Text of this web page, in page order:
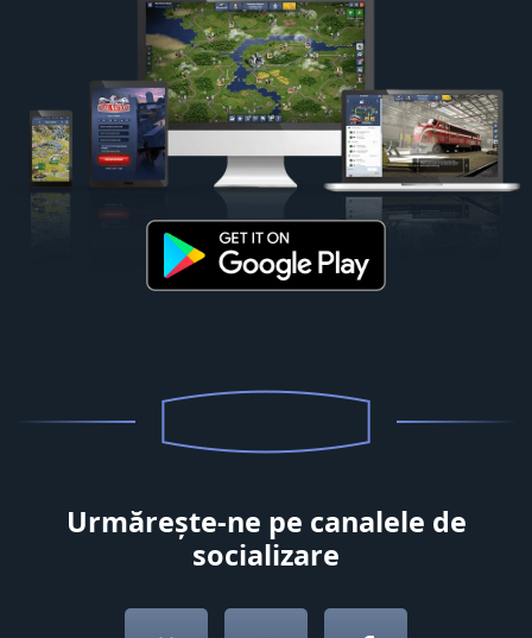
Urmărește-ne pe canalele de
socializare